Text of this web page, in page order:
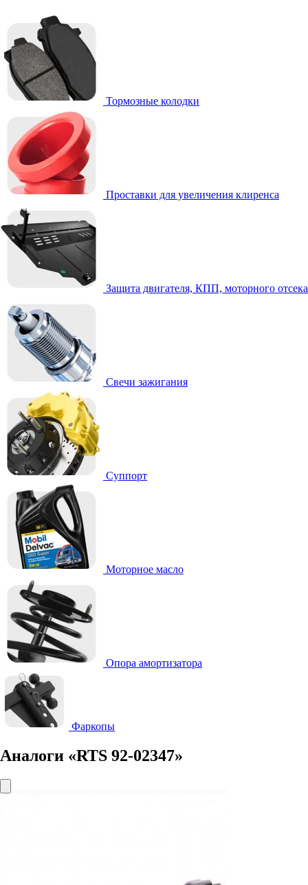
Тормозные колодки
Проставки для увеличения клиренса
Защита двигателя, КПП, моторного отсека
Свечи зажигания
Суппорт
Моторное масло
Опора амортизатора
Фаркопы
Аналоги «RTS 92-02347»